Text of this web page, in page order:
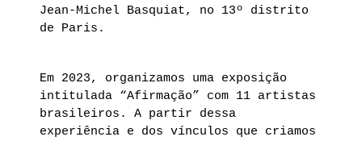
Jean-Michel Basquiat, no 13º distrito
de Paris.
Em 2023, organizamos uma exposição
intitulada “Afirmação” com 11 artistas
brasileiros. A partir dessa
experiência e dos vínculos que criamos